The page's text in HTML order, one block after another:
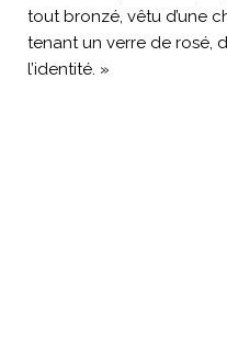
tout bronzé, vêtu d’une
tenant un verre de rosé,
l’identité. »